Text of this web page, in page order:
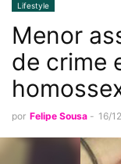
Lifestyle
Menor
de crime
por Felipe Sousa - 16/